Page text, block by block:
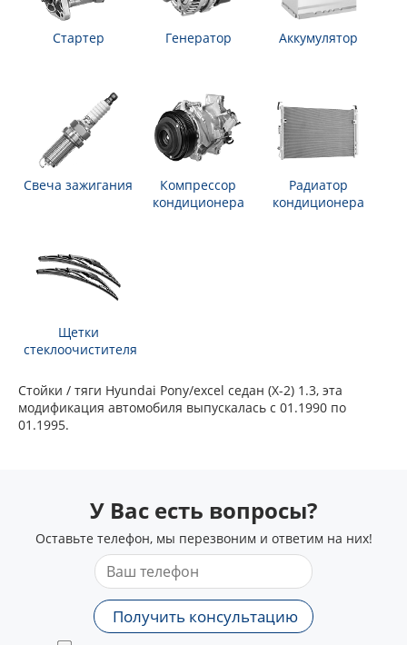
Стартер Генератор Аккумулятор
Свеча зажигания
Компрессор
кондиционера
Радиатор
кондиционера
Щетки
стеклоочистителя
Стойки / тяги Hyundai Pony/excel седан (X-2) 1.3, эта
модификация автомобиля выпускалась с 01.1990 по
01.1995.
У Вас есть вопросы?
Оставьте телефон, мы перезвоним и ответим на них!
Получить консультацию